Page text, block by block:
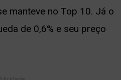
manteve no Top 10. Já o
de 0,6% e seu preço